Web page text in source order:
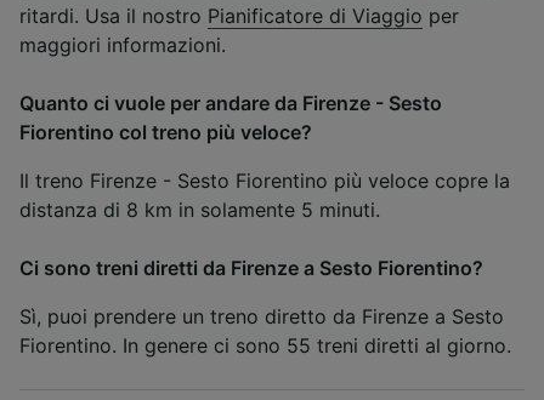
ritardi. Usa il nostro Pianificatore di Viaggio per
maggiori informazioni.
Quanto ci vuole per andare da Firenze - Sesto
Fiorentino col treno più veloce?
Il treno Firenze - Sesto Fiorentino più veloce copre la
distanza di 8 km in solamente 5 minuti.
Ci sono treni diretti da Firenze a Sesto Fiorentino?
Sì, puoi prendere un treno diretto da Firenze a Sesto
Fiorentino. In genere ci sono 55 treni diretti al giorno.